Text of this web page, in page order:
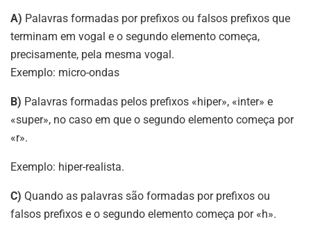
A) Palavras formadas por prefixos ou falsos prefixos que
terminam em vogal e o segundo elemento começa,
precisamente, pela mesma vogal.
Exemplo: micro-ondas
B) Palavras formadas pelos prefixos «hiper», «inter» e
«super», no caso em que o segundo elemento começa por
«r».
Exemplo: hiper-realista.
C) Quando as palavras são formadas por prefixos ou
falsos prefixos e o segundo elemento começa por «h».